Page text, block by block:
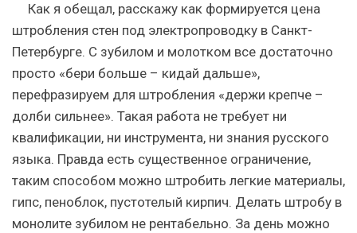
Как я обещал, расскажу как формируется цена
штробления стен под электропроводку в Санкт-
Петербурге. С зубилом и молотком все достаточно
просто «бери больше – кидай дальше»,
перефразируем для штробления «держи крепче –
долби сильнее». Такая работа не требует ни
квалификации, ни инструмента, ни знания русского
языка. Правда есть существенное ограничение,
таким способом можно штробить легкие материалы,
гипс, пеноблок, пустотелый кирпич. Делать штробу в
монолите зубилом не рентабельно. За день можно